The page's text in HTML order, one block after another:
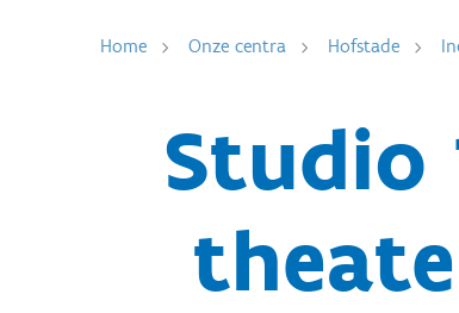
Home Onze centra Hofstade
Studio